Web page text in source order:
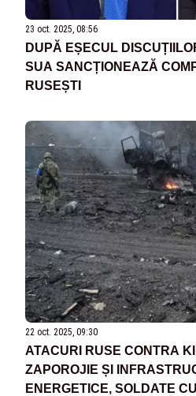
23 oct. 2025, 08:56
DUPĂ EȘECUL
SUA SANCȚIONEAZĂ
RUSEȘTI
22 oct. 2025, 09:30
ATACURI RUSE CONTRA
ZAPOROJIE ȘI
ENERGETICE, SOLDATE